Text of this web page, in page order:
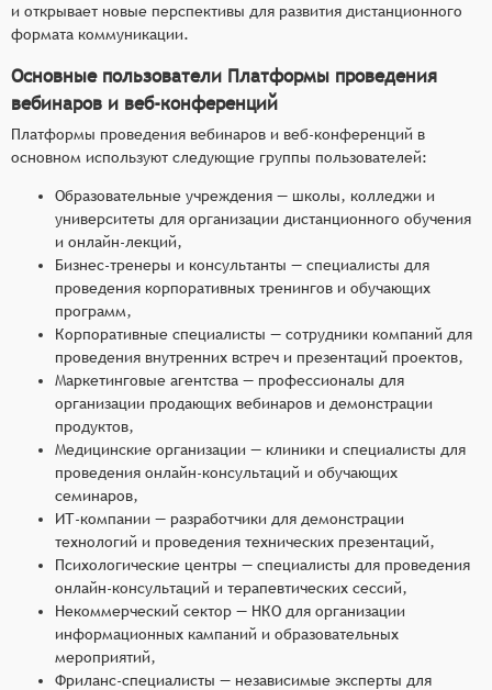
и открывает новые перспективы для развития дистанционного
формата коммуникации.
Основные пользователи Платформы проведения
вебинаров и веб-конференций
Платформы проведения вебинаров и веб-конференций в
основном используют следующие группы пользователей:
Образовательные учреждения — школы, колледжи и
университеты для организации дистанционного обучения
и онлайн-лекций,
Бизнес-тренеры и консультанты — специалисты для
проведения корпоративных тренингов и обучающих
программ,
Корпоративные специалисты — сотрудники компаний для
проведения внутренних встреч и презентаций проектов,
Маркетинговые агентства — профессионалы для
организации продающих вебинаров и демонстрации
продуктов,
Медицинские организации — клиники и специалисты для
проведения онлайн-консультаций и обучающих
семинаров,
ИТ-компании — разработчики для демонстрации
технологий и проведения технических презентаций,
Психологические центры — специалисты для проведения
онлайн-консультаций и терапевтических сессий,
Некоммерческий сектор — НКО для организации
информационных кампаний и образовательных
мероприятий,
Фриланс-специалисты — независимые эксперты для